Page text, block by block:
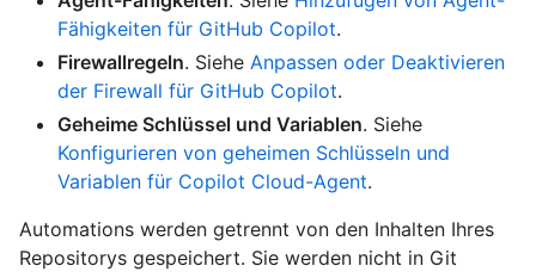
Fähigkeiten für GitHub Copilot.
Firewallregeln. Siehe Anpassen oder Deaktivieren
der Firewall für GitHub Copilot.
Geheime Schlüssel und Variablen. Siehe
Konfigurieren von geheimen Schlüsseln und
Variablen für Copilot Cloud-Agent.
Automations werden getrennt von den Inhalten Ihres
Repositorys gespeichert. Sie werden nicht in Git